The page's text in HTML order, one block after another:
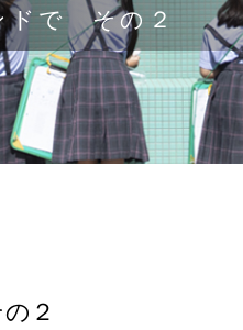
学校案内申し込み
デジタルパンフレット
ドで その２
２